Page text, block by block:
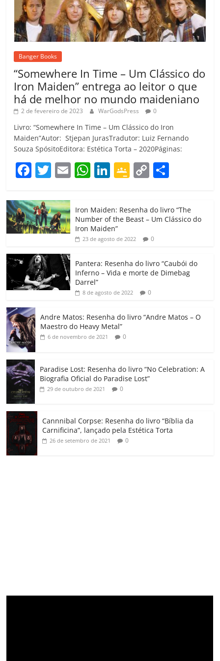
Banger Books
“Somewhere In Time – Um Clássico do
Iron Maiden” entrega ao leitor o que
há de melhor no mundo maideniano
2 de fevereiro de 2023 WarGodsPress 0
Livro: “Somewhere In Time – Um Clássico do Iron
Maiden”Autor: Stjepan JurasTradutor: Luiz Fernando
Souza SpósitoEditora: Estética Torta – 2020Páginas:
F
c
e
b
o
o
k
T
itt
er
E W
at
s
A
p
Li
e
dI
G
gl
e
Cl
a
ss
ro
o
C
p
y
Li
k
m
p
h
ar
Iron Maiden: Resenha do livro “The
Number of the Beast – Um Clássico do
Iron Maiden”
23 de agosto de 2022 0
Pantera: Resenha do livro “Caubói do
Inferno – Vida e morte de Dimebag
Darrel”
8 de agosto de 2022 0
Andre Matos: Resenha do livro “Andre Matos – O
Maestro do Heavy Metal”
6 de novembro de 2021 0
Paradise Lost: Resenha do livro “No Celebration: A
Biografia Oficial do Paradise Lost”
29 de outubro de 2021 0
Cannnibal Corpse: Resenha do livro “Bíblia da
Carnificina”, lançado pela Estética Torta
26 de setembro de 2021 0